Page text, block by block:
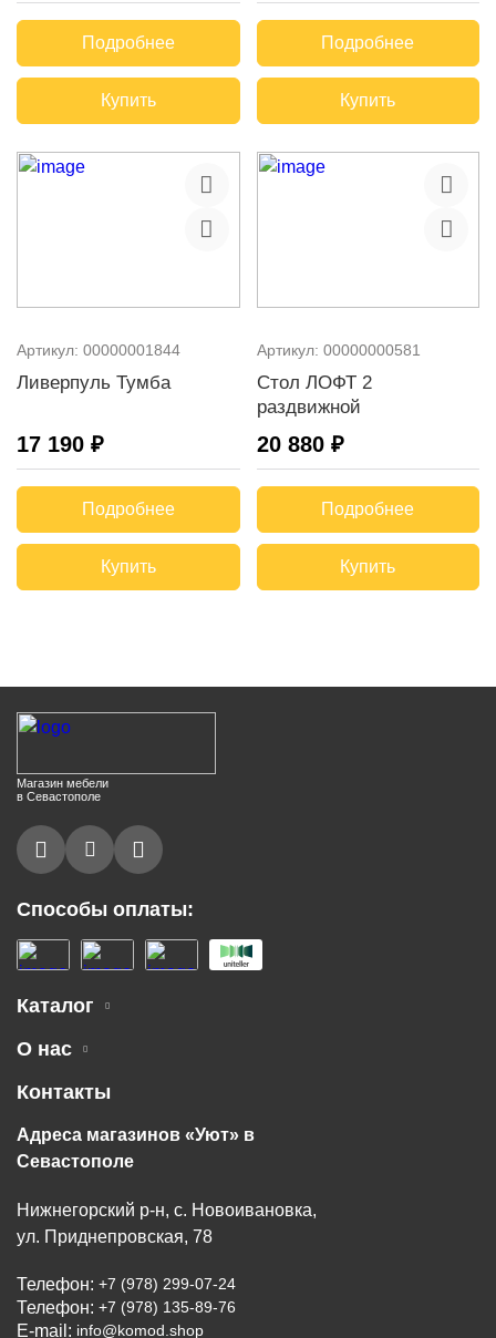
Подробнее
Купить
Подробнее
Купить
Артикул: 00000001844
Ливерпуль Тумба
17 190 ₽
Подробнее
Купить
Артикул: 00000000581
Стол ЛОФТ 2
раздвижной
20 880 ₽
Подробнее
Купить
Магазин мебели
в Севастополе
Способы оплаты:
Каталог
О нас
Контакты
Адреса магазинов «Уют» в
Севастополе
Нижнегорский р-н, с. Новоивановка,
ул. Приднепровская, 78
Телефон: +7 (978) 299-07-24
Телефон: +7 (978) 135-89-76
E-mail: info@komod.shop